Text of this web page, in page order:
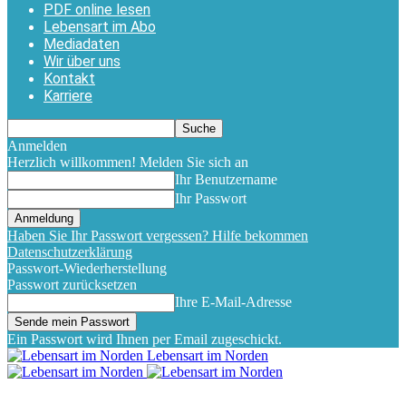
PDF online lesen
Lebensart im Abo
Mediadaten
Wir über uns
Kontakt
Karriere
Anmelden
Herzlich willkommen! Melden Sie sich an
Ihr Benutzername
Ihr Passwort
Haben Sie Ihr Passwort vergessen? Hilfe bekommen
Datenschutzerklärung
Passwort-Wiederherstellung
Passwort zurücksetzen
Ihre E-Mail-Adresse
Ein Passwort wird Ihnen per Email zugeschickt.
Lebensart im Norden